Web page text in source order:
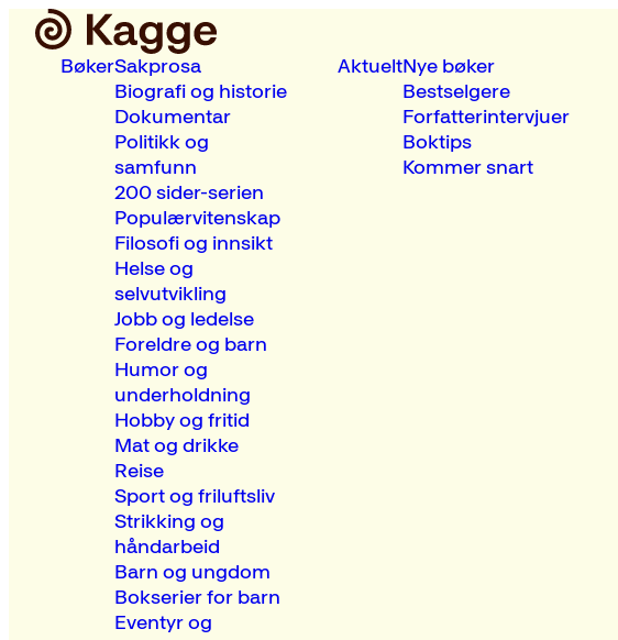
BøkerSakprosa
Biografi og historie
Dokumentar
Politikk og
samfunn
200 sider-serien
Populærvitenskap
Filosofi og innsikt
Helse og
selvutvikling
Jobb og ledelse
Foreldre og barn
Humor og
underholdning
Hobby og fritid
Mat og drikke
Reise
Sport og friluftsliv
Strikking og
håndarbeid
Barn og ungdom
Bokserier for barn
Eventyr og
AktueltNye bøker
Bestselgere
Forfatterintervjuer
Boktips
Kommer snart